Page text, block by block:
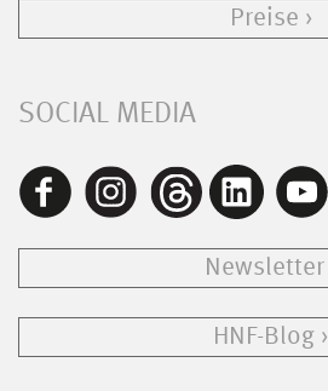
Preise
SOCIAL MEDIA
Newsletter
HNF-Blog